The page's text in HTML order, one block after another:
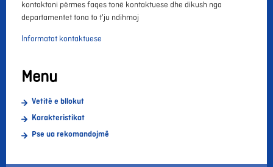
kontaktoni përmes faqes tonë kontaktuese dhe dikush nga
departamentet tona to t'ju ndihmoj
Informatat kontaktuese
Menu
Vetitë e bllokut
Karakteristikat
Pse ua rekomandojmë